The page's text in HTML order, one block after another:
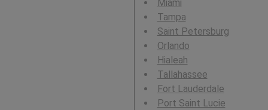
Miami
Tampa
Saint Petersburg
Orlando
Hialeah
Tallahassee
Fort Lauderdale
Port Saint Lucie